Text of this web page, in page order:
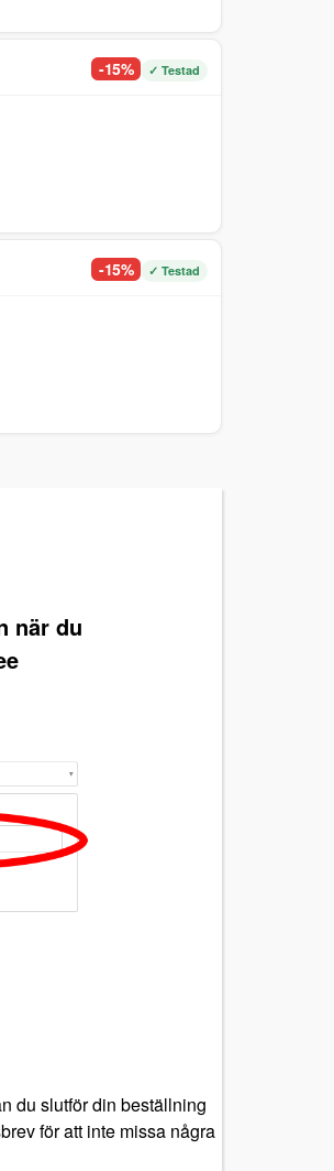
-15% ✓ Testad
-15% ✓ Testad
när du
du slutför din beställning
för att inte missa några